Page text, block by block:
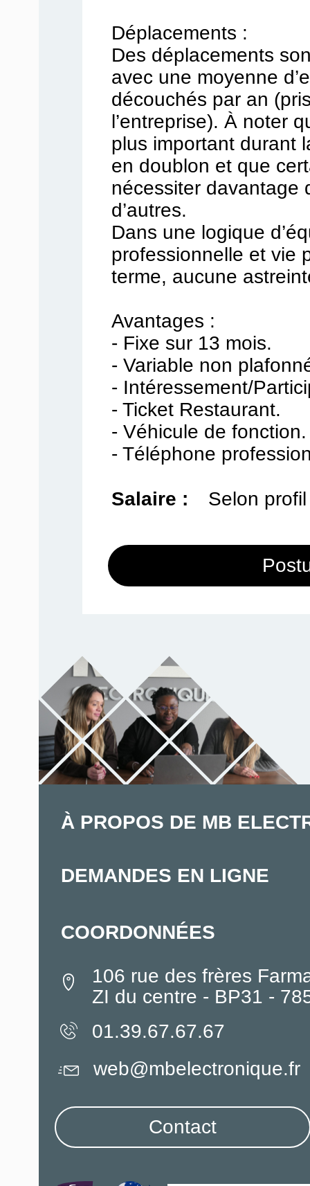
Déplacements :
Des déplacements
avec une moyenne
découchés par an
l’entreprise). À noter
plus important durant
en doublon et que
nécessiter davantage
d’autres.
Dans une logique
professionnelle et vie
terme, aucune
Avantages :
- Fixe sur 13 mois.
- Variable non
- Intéressement/
- Ticket Restaurant.
- Véhicule de fonction.
- Téléphone
Salaire : Selon profil
À PROPOS DE MB
DEMANDES EN LIGNE
COORDONNÉES
106 rue des frères
ZI du centre - BP31 -
01.39.67.67.67
web@mbelectronique.fr
Contact